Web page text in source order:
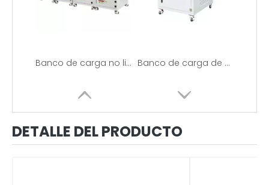
Banco de carga no lineal RCD de prueba de inversor fotovoltaico Banco de carga de prueba de inversor solar a la venta
DETALLE DEL PRODUCTO